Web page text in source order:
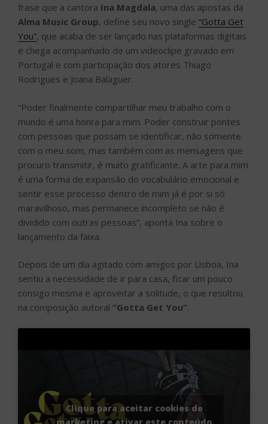
frase que a cantora Ina Magdala, uma das apostas da
Alma Music Group, define seu novo single “Gotta Get
You”, que acaba de ser lançado nas plataformas digitais
e chega acompanhado de um videoclipe gravado em
Portugal e com participação dos atores Thiago
Rodrigues e Joana Balaguer.
“Poder finalmente compartilhar meu trabalho com o
mundo é uma honra para mim. Poder construir pontes
com pessoas que possam se identificar, não somente
com o meu som, mas também com as mensagens que
procuro transmitir, é muito gratificante. A arte para mim
é uma forma de expansão do vocabulário emocional e
sentir esse processo dentro de mim já é por si só
maravilhoso, mas permanece incompleto se não é
dividido com outras pessoas”, aponta Ina sobre o
lançamento da faixa.
Depois de um dia agitado com amigos por Lisboa, Ina
sentiu a necessidade de ir para casa, ficar um pouco
consigo mesma e aproveitar a solitude, o que resultou
na composição autoral “Gotta Get You”.
Clique para aceitar cookies de